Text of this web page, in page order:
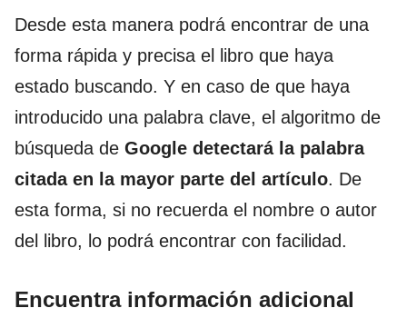
Desde esta manera podrá encontrar de una
forma rápida y precisa el libro que haya
estado buscando. Y en caso de que haya
introducido una palabra clave, el algoritmo de
búsqueda de Google detectará la palabra
citada en la mayor parte del artículo. De
esta forma, si no recuerda el nombre o autor
del libro, lo podrá encontrar con facilidad.
Encuentra información adicional